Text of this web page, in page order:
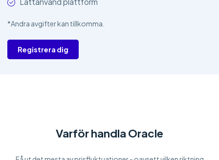
*Andra avgifter kan tillkomma.
Registrera dig
Varför handla Oracle